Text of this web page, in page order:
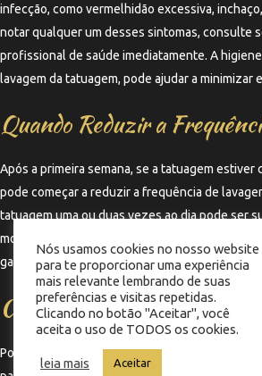
infecção, como vermelhidão excessiva,
notar qualquer um desses sintomas, consulte
profissional de saúde imediatamente. A
lavagem da tatuagem, pode ajudar a minimizar
Quando Reduzir a
Após a primeira semana, se a tatuagem estiver
pode começar a reduzir a frequência de
tatuagem uma ou duas vezes ao dia pode ser
monitorando a área e mantenha os cuidados
garantir uma cicatrização saudável.
Consultando Seu Tatuador
Por fim, sempre consulte seu tatuador sobre
Nós usamos cookies no nosso website
para te proporcionar uma experiência
mais relevante lembrando de suas
preferências e visitas repetidas.
Clicando no botão "Aceitar", você
aceita o uso de TODOS os cookies.
leia mais Aceitar